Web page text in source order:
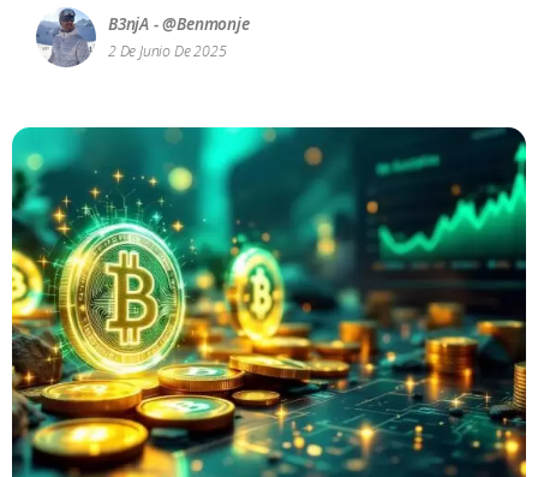
B3njA - @benmonje
2 De Junio De 2025